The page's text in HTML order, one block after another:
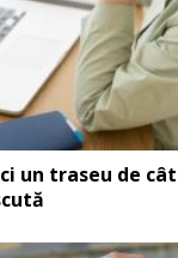
un traseu de